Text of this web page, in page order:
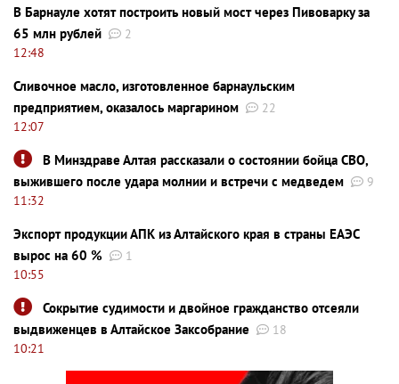
В Барнауле хотят построить новый мост через Пивоварку за
65 млн рублей
2
12:48
Сливочное масло, изготовленное барнаульским
предприятием, оказалось маргарином
22
12:07
В Минздраве Алтая рассказали о состоянии бойца СВО,
выжившего после удара молнии и встречи с медведем
9
11:32
Экспорт продукции АПК из Алтайского края в страны ЕАЭС
вырос на 60 %
1
10:55
Сокрытие судимости и двойное гражданство отсеяли
выдвиженцев в Алтайское Заксобрание
18
10:21